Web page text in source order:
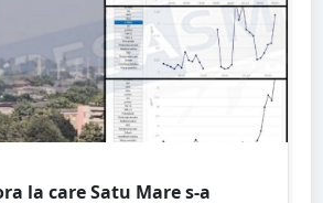
la care Satu Mare s-a